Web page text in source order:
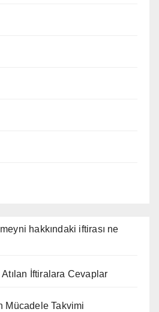
hakkındaki iftirası ne
Atılan İftiralara Cevaplar
Mücadele Takvimi